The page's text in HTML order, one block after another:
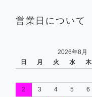
営業日について
2026年8月
日
月 火 水 木
2
3 4 5 6